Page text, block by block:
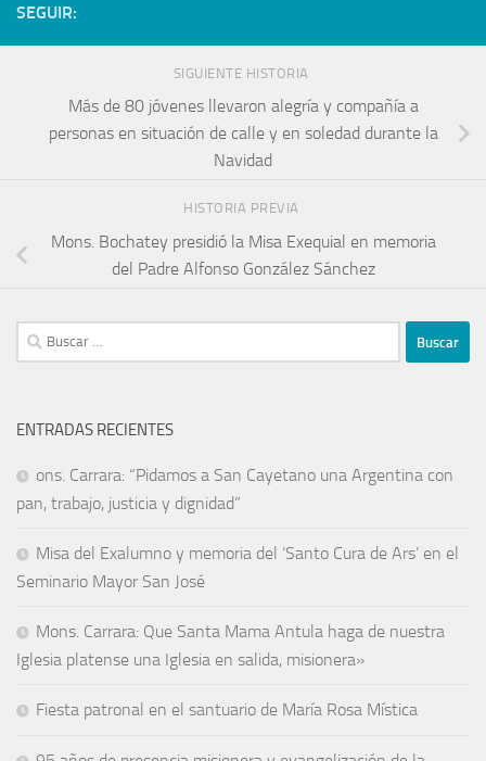
SEGUIR:
SIGUIENTE HISTORIA
Más de 80 jóvenes llevaron alegría y compañía a
personas en situación de calle y en soledad durante la
Navidad
HISTORIA PREVIA
Mons. Bochatey presidió la Misa Exequial en memoria
del Padre Alfonso González Sánchez
ENTRADAS RECIENTES
ons. Carrara: “Pidamos a San Cayetano una Argentina con
pan, trabajo, justicia y dignidad”
Misa del Exalumno y memoria del ‘Santo Cura de Ars’ en el
Seminario Mayor San José
Mons. Carrara: Que Santa Mama Antula haga de nuestra
Iglesia platense una Iglesia en salida, misionera»
Fiesta patronal en el santuario de María Rosa Mística